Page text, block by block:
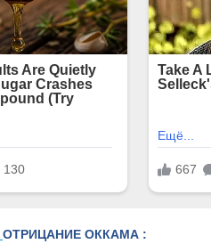
ОТРИЦАНИЕ ОККАМА :